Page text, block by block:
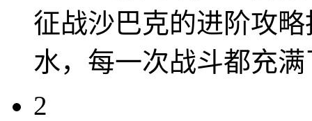
征战沙巴克的进阶攻
水，每一次战斗都充
2